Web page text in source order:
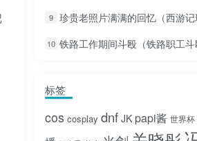
9 珍贵老照片满满的回忆（西游记珍贵的老照片满
10 铁路工作期间斗殴（铁路职工斗殴
标签
cos cosplay dnf JK papi酱 世界杯